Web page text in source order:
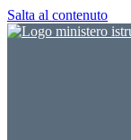
Salta al contenuto